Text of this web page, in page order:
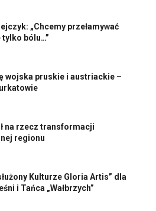
„Chcemy przełamywać
tylko bólu…”
wojska pruskie i austriackie –
na rzecz transformacji
regionu
Kulturze Gloria Artis” dla
i Tańca „Wałbrzych”